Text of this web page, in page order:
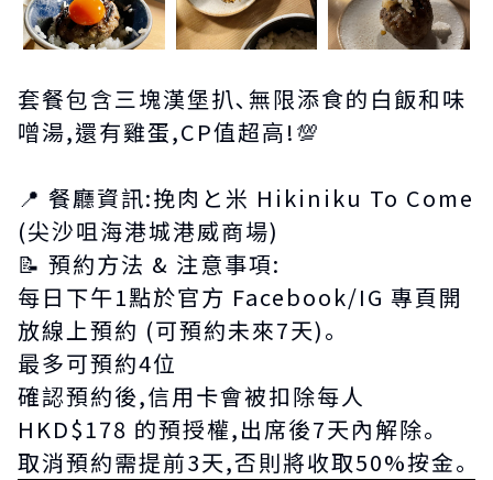
套餐包含三塊漢堡扒､無限添食的白飯和味
噌湯,還有雞蛋,CP值超高!💯
📍 餐廳資訊:挽肉と米 Hikiniku To Come
(尖沙咀海港城港威商場)
📝 預約方法 & 注意事項:
每日下午1點於官方 Facebook/IG 專頁開
放線上預約 (可預約未來7天)｡
最多可預約4位
確認預約後,信用卡會被扣除每人
HKD$178 的預授權,出席後7天內解除｡
取消預約需提前3天,否則將收取50%按金｡